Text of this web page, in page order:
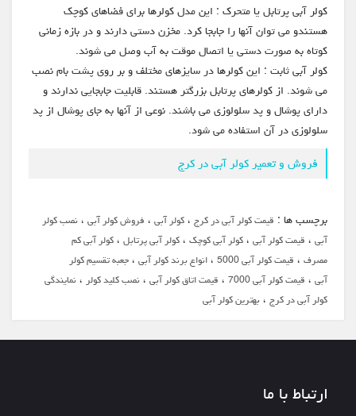
کولر آبی پرتابل یا متحرک : این مدل کولرها برای فضاهای کوچک
هستندو می توان آنها را جابجا کرد. مخزن دستی دارند و در بازه زمانی
کوتاه به صورت دستی یا اتصال موقت به آب وصل می شوند.
کولر آبی ثابت : این کولرها در سایزهای مختلف و بر روی پشت بام نصب
می شوند. از کولرهای پرتابل بزرگتر هستند. قابلیت جابجایی ندارند و
دارای پوشال و پد سلولوزی می باشند. نوعی از آنها به جای پوشال از پد
سلولوزی در آن استفاده می شود.
فروش و تعمیر کولر آبی در کرج
برچسب ها : قیمت کولر آبی در کرج،کولر آبی، فروش کولر آبی،نصب کولر
آبی، قیمت کولر آبی،کولر آبی کوچک،کولر آبی پرتابل،کولر آبی کم
مصرف، قیمت کولر آبی 5000 ،انواع برند کولر آبی،جعبه تقسیم کولر
آبی، قیمت کولر آبی 7000 ، قیمت اتاق کولر آبی،نصب کلید کولر،نمایندگی
کولر آبی در کرج،بهترین کولر آبی
ارتباط با ما